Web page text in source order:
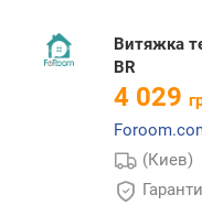
Витяжка
BR
4 029
(Киев)